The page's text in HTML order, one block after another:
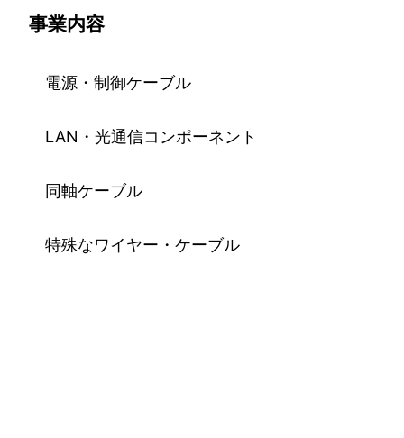
事業内容
電源・制御ケーブル
LAN・光通信コンポーネント
同軸ケーブル
特殊なワイヤー・ケーブル